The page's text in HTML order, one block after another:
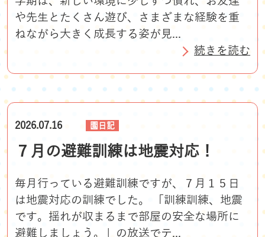
や先生とたくさん遊び、さまざまな経験を重
ねながら大きく成長する姿が見...
続きを読む
2026.07.16 園日記
７月の避難訓練は地震対応！
毎月行っている避難訓練ですが、７月１５日
は地震対応の訓練でした。 「訓練訓練、地震
です。揺れが収まるまで部屋の安全な場所に
避難しましょう。」の放送でテ...